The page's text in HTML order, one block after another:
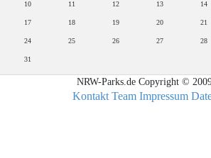
10 11 12 13 14
17 18 19 20 21
24 25 26 27 28
31
NRW-Parks.de Copyright ©
Kontakt Team Impressum